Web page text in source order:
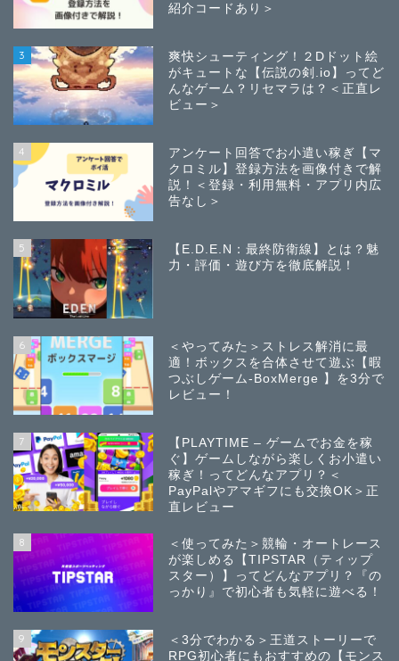
紹介コードあり＞
3
爽快シューティング！２Dドット絵
がキュートな【伝説の剣.io】ってど
んなゲーム？リセマラは？＜正直レ
ビュー＞
4
アンケート回答でお小遣い稼ぎ【マ
クロミル】登録方法を画像付きで解
説！＜登録・利用無料・アプリ内広
告なし＞
5
【E.D.E.N：最終防衛線】とは？魅
力・評価・遊び方を徹底解説！
6
＜やってみた＞ストレス解消に最
適！ボックスを合体させて遊ぶ【暇
つぶしゲーム-BoxMerge 】を3分で
レビュー！
7
【PLAYTIME – ゲームでお金を稼
ぐ】ゲームしながら楽しくお小遣い
稼ぎ！ってどんなアプリ？＜
PayPalやアマギフにも交換OK＞正
直レビュー
8
＜使ってみた＞競輪・オートレース
が楽しめる【TIPSTAR（ティップ
スター）】ってどんなアプリ？『の
っかり』で初心者も気軽に遊べる！
9
＜3分でわかる＞王道ストーリーで
RPG初心者にもおすすめの【モンス